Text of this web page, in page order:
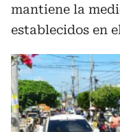
mantiene la
establecidos en